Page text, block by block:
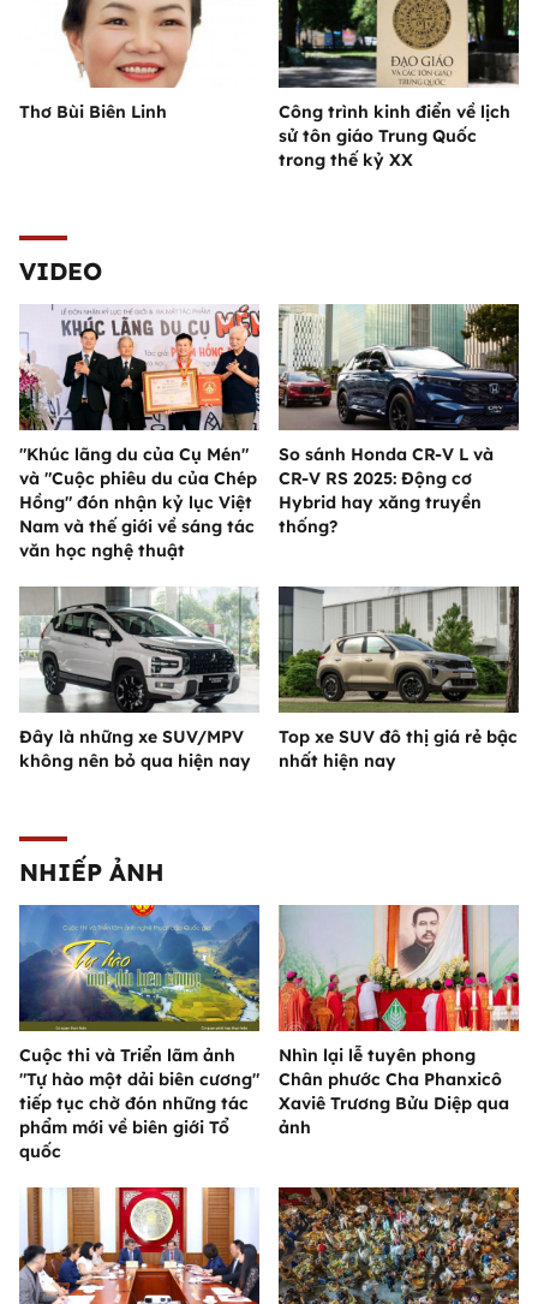
Thơ Bùi Biên Linh
Công trình kinh điển về lịch
sử tôn giáo Trung Quốc
trong thế kỷ XX
VIDEO
"Khúc lãng du của Cụ Mén"
và "Cuộc phiêu du của Chép
Hồng" đón nhận kỷ lục Việt
Nam và thế giới về sáng tác
văn học nghệ thuật
So sánh Honda CR-V L và
CR-V RS 2025: Động cơ
Hybrid hay xăng truyền
thống?
Đây là những xe SUV/MPV
không nên bỏ qua hiện nay
Top xe SUV đô thị giá rẻ bậc
nhất hiện nay
NHIẾP ẢNH
Cuộc thi và Triển lãm ảnh
"Tự hào một dải biên cương"
tiếp tục chờ đón những tác
phẩm mới về biên giới Tổ
quốc
Nhìn lại lễ tuyên phong
Chân phước Cha Phanxicô
Xaviê Trương Bửu Diệp qua
ảnh